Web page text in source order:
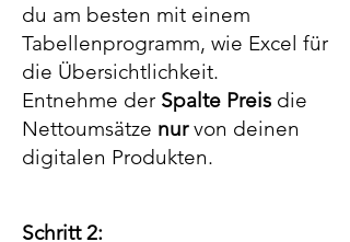
du am besten mit einem
Tabellenprogramm, wie Excel für
die Übersichtlichkeit.
Entnehme der Spalte Preis die
Nettoumsätze nurvon deinen
digitalen Produkten.
Schritt 2: